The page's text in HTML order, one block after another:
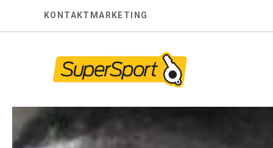
KONTAKT MARKETING